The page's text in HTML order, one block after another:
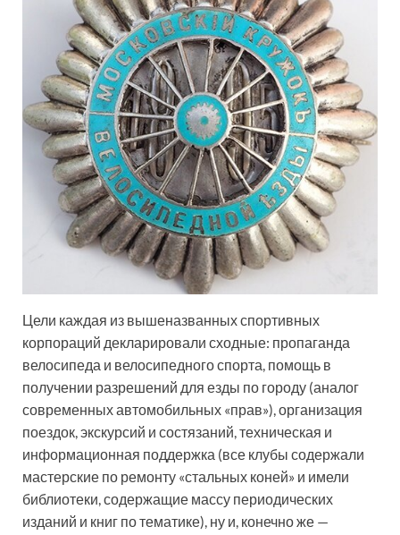
Цели каждая из вышеназванных спортивных
корпораций декларировали сходные: пропаганда
велосипеда и велосипедного спорта, помощь в
получении разрешений для езды по городу (аналог
современных автомобильных «прав»), организация
поездок, экскурсий и состязаний, техническая и
информационная поддержка (все клубы содержали
мастерские по ремонту «стальных коней» и имели
библиотеки, содержащие массу периодических
изданий и книг по тематике), ну и, конечно же —